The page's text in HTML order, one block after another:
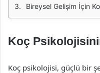
Bireysel Gelişim İçin
Koç
Koç psikolojisi, güçlü bir